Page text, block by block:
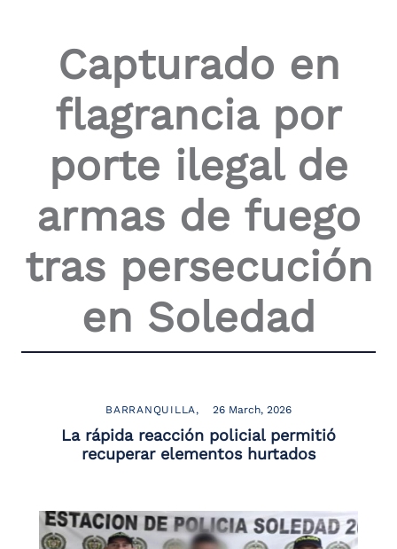
Capturado en
flagrancia por
porte ilegal de
armas de fuego
tras persecución
en Soledad
BARRANQUILLA 26 March, 2026
La rápida reacción policial permitió
recuperar elementos hurtados